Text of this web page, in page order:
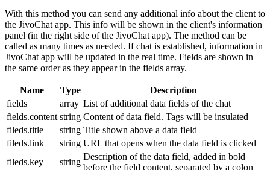
With this method you can send any additional info about the client to
the JivoChat app. This info will be shown in the client's information
panel (in the right side of the JivoChat app). The method can be
called as many times as needed. If chat is established, information in
JivoChat app will be updated in the real time. Fields are shown in
the same order as they appear in the fields array.
Name Type
Description
fields
array List of additional data fields of the chat
fields.content string Content of data field. Tags will be insulated
fileds.title
string Title shown above a data field
fileds.link
string URL that opens when the data field is clicked
fileds.key
string
Description of the data field, added in bold
before the field content, separated by a colon